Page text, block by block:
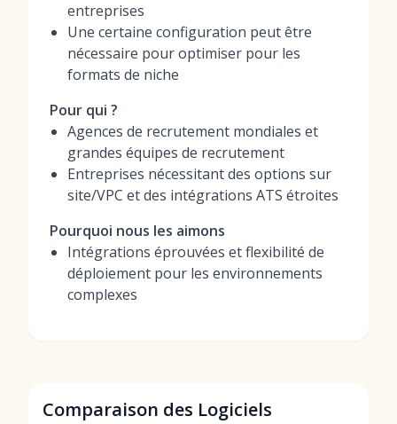
entreprises
Une certaine configuration peut être
nécessaire pour optimiser pour les
formats de niche
Pour qui ?
Agences de recrutement mondiales et
grandes équipes de recrutement
Entreprises nécessitant des options sur
site/VPC et des intégrations ATS étroites
Pourquoi nous les aimons
Intégrations éprouvées et flexibilité de
déploiement pour les environnements
complexes
Comparaison des Logiciels